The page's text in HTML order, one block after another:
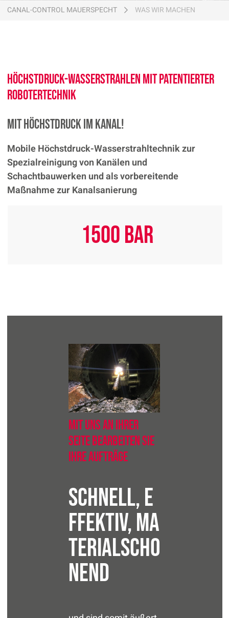
CANAL-CONTROL MAUERSPECHT WAS WIR MACHEN
Höchstdruck-Wasserstrahlen mit patentierter
Robotertechnik
Mit Höchstdruck im Kanal!
Mobile Höchstdruck-Wasserstrahltechnik zur
Spezialreinigung von Kanälen und
Schachtbauwerken und als vorbereitende
Maßnahme zur Kanalsanierung
1500BAR
Mit uns an Ihrer
Seite bearbeiten Sie
Ihre Aufträge
schnell, e
ffektiv, ma
terialscho
nend